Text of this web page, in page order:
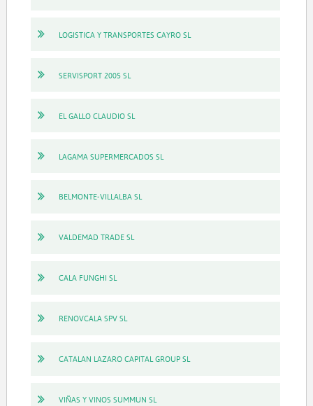
LOGISTICA Y TRANSPORTES CAYRO SL
SERVISPORT 2005 SL
EL GALLO CLAUDIO SL
LAGAMA SUPERMERCADOS SL
BELMONTE-VILLALBA SL
VALDEMAD TRADE SL
CALA FUNGHI SL
RENOVCALA SPV SL
CATALAN LAZARO CAPITAL GROUP SL
VIÑAS Y VINOS SUMMUN SL